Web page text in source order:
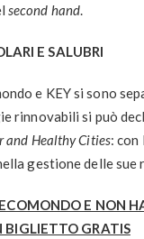
second hand.
E SALUBRI
e KEY si sono
rinnovabili si può
and Healthy Cities: con
gestione delle
E NON
BIGLIETTO GRATIS